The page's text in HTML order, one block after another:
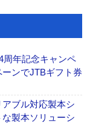
年記念キャンペ
ンでJTBギフト券
ブル対応製本シ
製本ソリューシ